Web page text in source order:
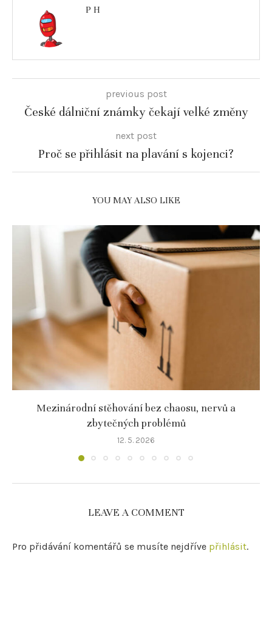
P H
previous post
České dálniční známky čekají velké změny
next post
Proč se přihlásit na plavání s kojenci?
YOU MAY ALSO LIKE
Mezinárodní stěhování bez chaosu, nervů a
zbytečných problémů
12. 5. 2026
LEAVE A COMMENT
Pro přidávání komentářů se musíte nejdříve přihlásit.